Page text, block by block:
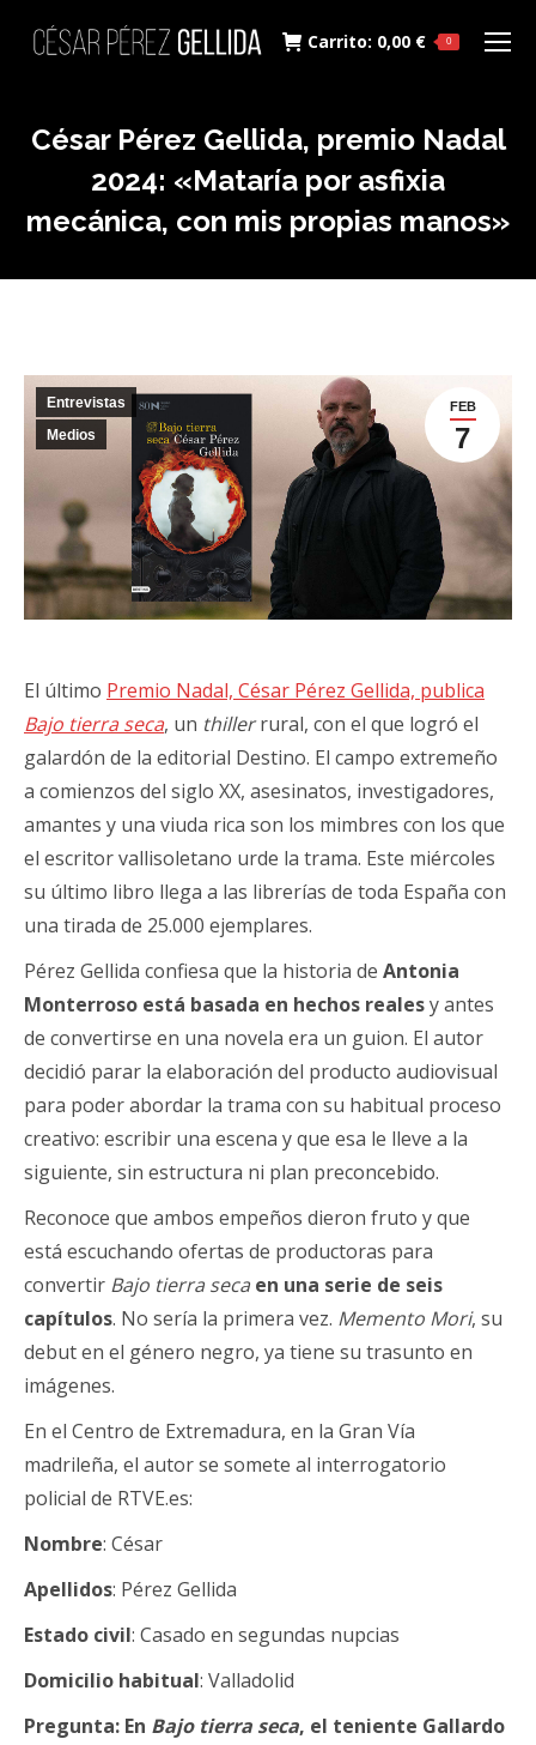
Carrito: 0,00 € 0
César Pérez Gellida, premio Nadal
2024: «Mataría por asfixia
mecánica, con mis propias manos»
FEB
7
Entrevistas
Medios
El último Premio Nadal, César Pérez Gellida, publica
Bajo tierra seca, un thillerrural, con el que logró el
galardón de la editorial Destino. El campo extremeño
a comienzos del siglo XX, asesinatos, investigadores,
amantes y una viuda rica son los mimbres con los que
el escritor vallisoletano urde la trama. Este miércoles
su último libro llega a las librerías de toda España con
una tirada de 25.000 ejemplares.
Pérez Gellida confiesa que la historia de Antonia
Monterroso está basada en hechos realesy antes
de convertirse en una novela era un guion. El autor
decidió parar la elaboración del producto audiovisual
para poder abordar la trama con su habitual proceso
creativo: escribir una escena y que esa le lleve a la
siguiente, sin estructura ni plan preconcebido.
Reconoce que ambos empeños dieron fruto y que
está escuchando ofertas de productoras para
convertir Bajo tierra seca en una serie de seis
capítulos. No sería la primera vez. Memento Mori, su
debut en el género negro, ya tiene su trasunto en
imágenes.
En el Centro de Extremadura, en la Gran Vía
madrileña, el autor se somete al interrogatorio
policial de RTVE.es:
Nombre: César
Apellidos: Pérez Gellida
Estado civil: Casado en segundas nupcias
Domicilio habitual: Valladolid
Pregunta: En Bajo tierra seca, el teniente Gallardo